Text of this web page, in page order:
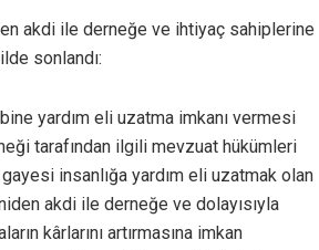
akdi ile derneğe ve ihtiyaç sahiplerine
sonlandı:
yardım eli uzatma imkanı vermesi
tarafından ilgili mevzuat hükümleri
insanlığa yardım eli uzatmak olan
akdi ile derneğe ve dolayısıyla
kârlarını artırmasına imkan